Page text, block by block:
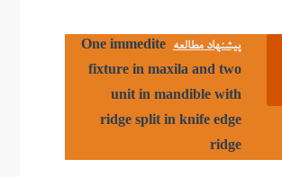
پیشنهاد مطالعه One immedite
fixture in maxila and two
unit in mandible with
ridge split in knife edge
ridge